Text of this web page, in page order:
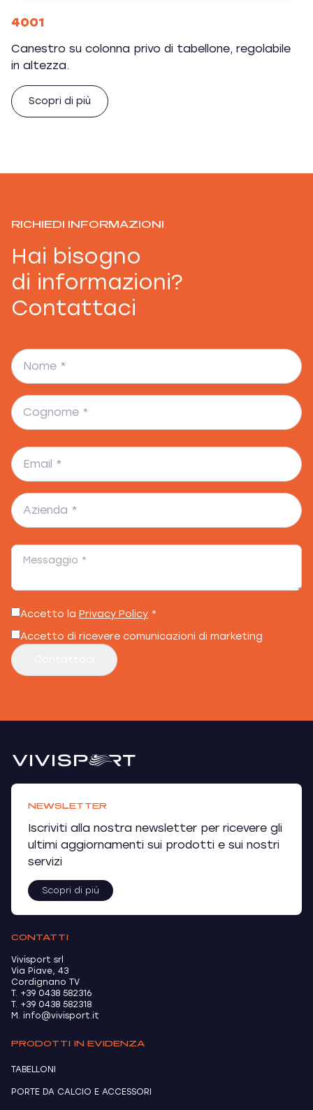
4001
Canestro su colonna privo di tabellone, regolabile
in altezza.
Scopri di più
RICHIEDI INFORMAZIONI
Hai bisogno
di informazioni?
Contattaci
Accetto la Privacy Policy *
Accetto di ricevere comunicazioni di marketing
NEWSLETTER
Iscriviti alla nostra newsletter per ricevere gli
ultimi aggiornamenti sui prodotti e sui nostri
servizi
Scopri di più
CONTATTI
Vivisport srl
Via Piave, 43
Cordignano TV
T. +39 0438 582316
T. +39 0438 582318
M. info@vivisport.it
PRODOTTI IN EVIDENZA
TABELLONI
PORTE DA CALCIO E ACCESSORI